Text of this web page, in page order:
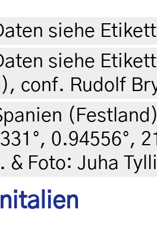
siehe
siehe
conf. Rudolf
0.94556°,
& Foto: Juha